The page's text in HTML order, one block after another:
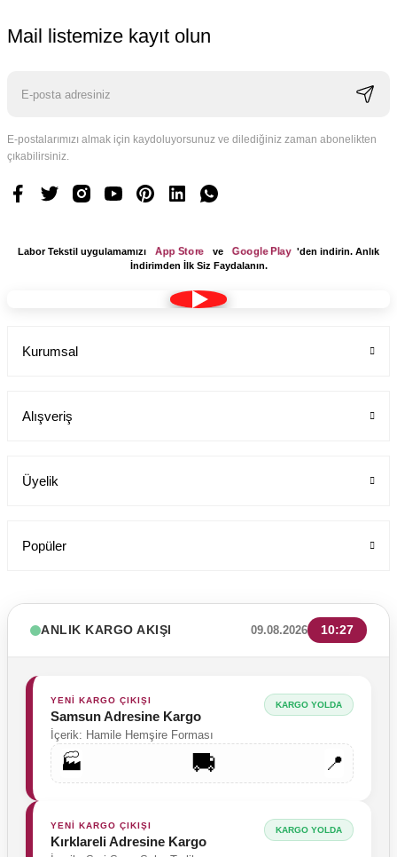
Mail listemize kayıt olun
E-postalarımızı almak için kaydoluyorsunuz ve dilediğiniz zaman abonelikten
çıkabilirsiniz.
Labor Tekstil uygulamamızı App Store ve Google Play 'den indirin. Anlık
İndirimden İlk Siz Faydalanın.
Kurumsal
Alışveriş
Üyelik
Popüler
ANLIK KARGO AKIŞI 09.08.2026 10:27
YENİ KARGO ÇIKIŞI
Samsun Adresine Kargo
İçerik: Hamile Hemşire Forması
KARGO YOLDA
🏭 🚚 📍
YENİ KARGO ÇIKIŞI
Kırklareli Adresine Kargo
KARGO YOLDA